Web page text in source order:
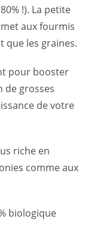
!). La petite
aux fourmis
que les graines.
pour booster
de grosses
de votre
riche en
comme aux
biologique